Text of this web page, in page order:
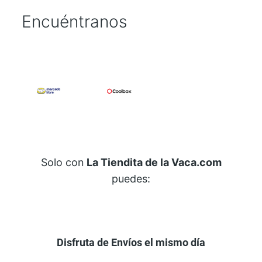
Encuéntranos
Solo con La Tiendita de la Vaca.com
puedes:
Disfruta de Envíos el mismo día